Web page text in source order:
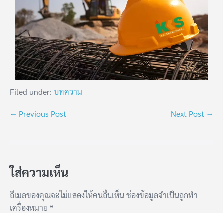
Filed under: บทความ
← Previous Post Next Post →
ใส่ความเห็น
อีเมลของคุณจะไม่แสดงให้คนอื่นเห็นช่องข้อมูลจำเป็นถูกทำ
เครื่องหมาย *